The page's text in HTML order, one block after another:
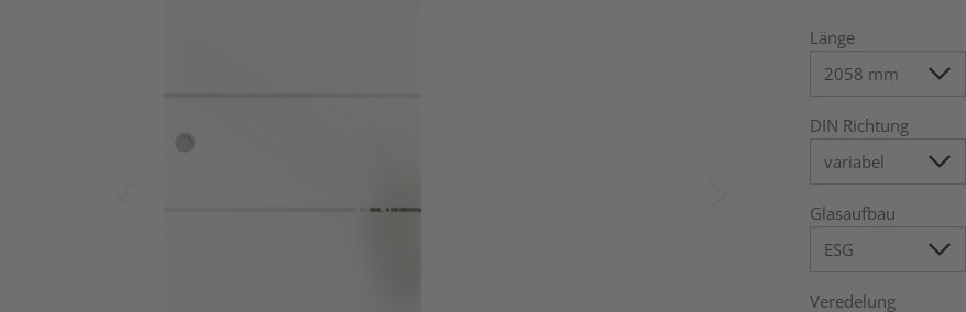
Länge
DIN Richtung
Glasaufbau
Veredelung